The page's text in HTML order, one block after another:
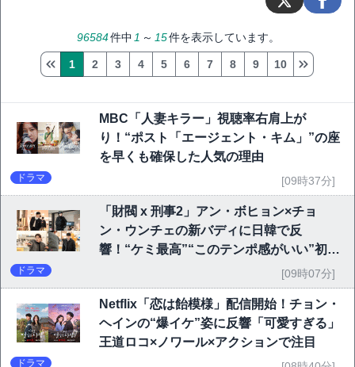
96584件中 1 ～ 15件を表示しています。
1 2 3 4 5 6 7 8 9 10
MBC「人妻キラー」視聴率右肩上が
り！“ポスト「エージェント・キム」”の座
を早くも確保した人気の理由
ドラマ [09時37分]
「財閥 x 刑事2」アン・ボヒョン×チョ
ン・ウンチェの新バディに日韓で反
響！“ケミ最高”“このテンポ感がいい”初回
ドラマ [09時07分]
Netflix「恋は飴模様」配信開始！チョン・
ヘインの“爆イケ”姿に反響「可愛すぎる」
王道ロコ×ノワール×アクションで注目
ドラマ